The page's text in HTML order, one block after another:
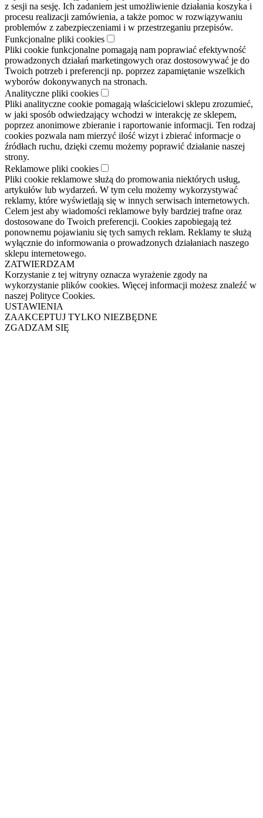
z sesji na sesję. Ich zadaniem jest umożliwienie działania koszyka i
procesu realizacji zamówienia, a także pomoc w rozwiązywaniu
problemów z zabezpieczeniami i w przestrzeganiu przepisów.
Funkcjonalne pliki cookies
Pliki cookie funkcjonalne pomagają nam poprawiać efektywność
prowadzonych działań marketingowych oraz dostosowywać je do
Twoich potrzeb i preferencji np. poprzez zapamiętanie wszelkich
wyborów dokonywanych na stronach.
Analityczne pliki cookies
Pliki analityczne cookie pomagają właścicielowi sklepu zrozumieć,
w jaki sposób odwiedzający wchodzi w interakcję ze sklepem,
poprzez anonimowe zbieranie i raportowanie informacji. Ten rodzaj
cookies pozwala nam mierzyć ilość wizyt i zbierać informacje o
źródłach ruchu, dzięki czemu możemy poprawić działanie naszej
strony.
Reklamowe pliki cookies
Pliki cookie reklamowe służą do promowania niektórych usług,
artykułów lub wydarzeń. W tym celu możemy wykorzystywać
reklamy, które wyświetlają się w innych serwisach internetowych.
Celem jest aby wiadomości reklamowe były bardziej trafne oraz
dostosowane do Twoich preferencji. Cookies zapobiegają też
ponownemu pojawianiu się tych samych reklam. Reklamy te służą
wyłącznie do informowania o prowadzonych działaniach naszego
sklepu internetowego.
ZATWIERDZAM
Korzystanie z tej witryny oznacza wyrażenie zgody na
wykorzystanie plików cookies. Więcej informacji możesz znaleźć w
naszej Polityce Cookies.
USTAWIENIA
ZAAKCEPTUJ TYLKO NIEZBĘDNE
ZGADZAM SIĘ